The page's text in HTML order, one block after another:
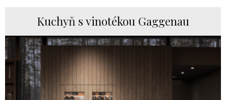
Kuchyň s vinotékou Gaggenau